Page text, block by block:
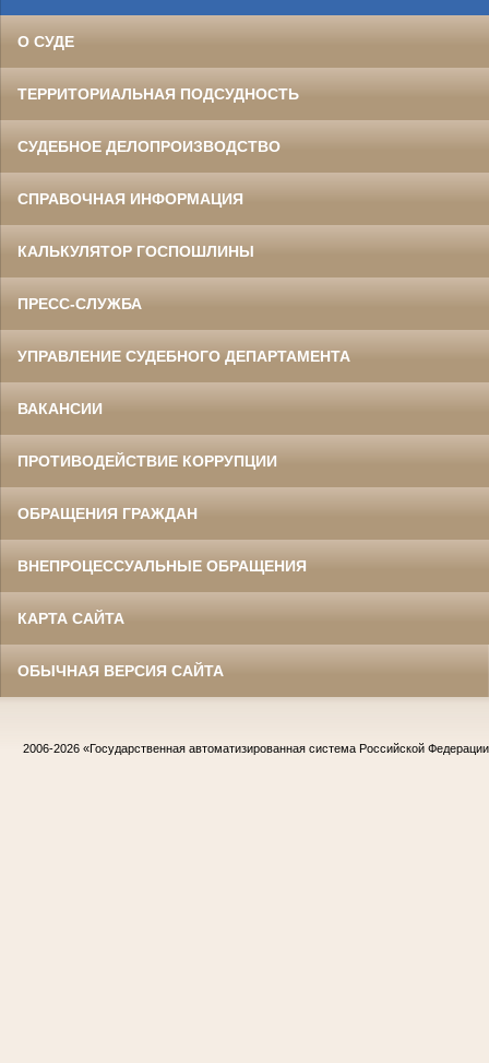
О СУДЕ
ТЕРРИТОРИАЛЬНАЯ ПОДСУДНОСТЬ
СУДЕБНОЕ ДЕЛОПРОИЗВОДСТВО
СПРАВОЧНАЯ ИНФОРМАЦИЯ
КАЛЬКУЛЯТОР ГОСПОШЛИНЫ
ПРЕСС-СЛУЖБА
УПРАВЛЕНИЕ СУДЕБНОГО ДЕПАРТАМЕНТА
ВАКАНСИИ
ПРОТИВОДЕЙСТВИЕ КОРРУПЦИИ
ОБРАЩЕНИЯ ГРАЖДАН
ВНЕПРОЦЕССУАЛЬНЫЕ ОБРАЩЕНИЯ
КАРТА САЙТА
ОБЫЧНАЯ ВЕРСИЯ САЙТА
2006-2026 «Государственная автоматизированная система Российской